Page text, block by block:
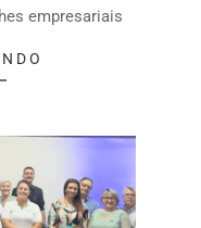
empresariais